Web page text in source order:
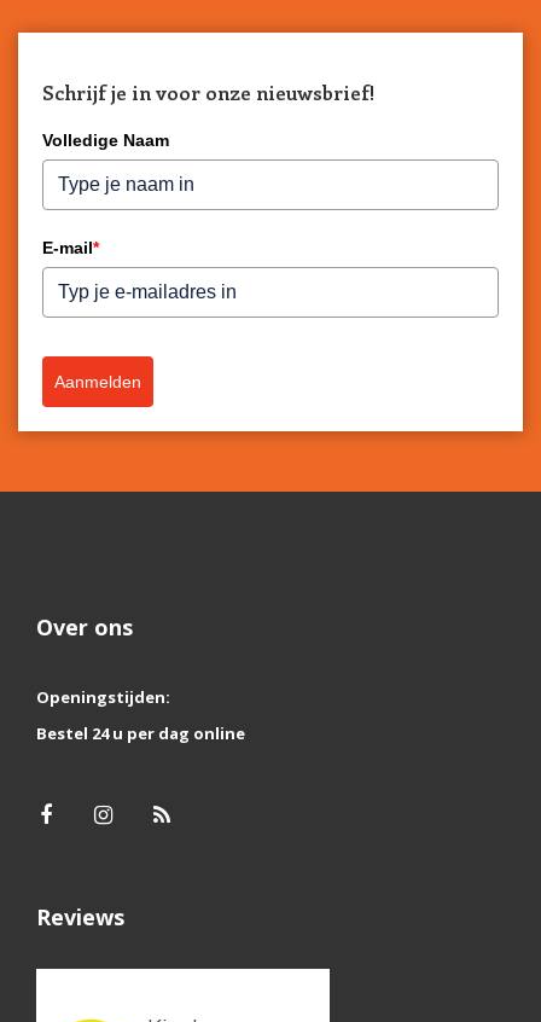
Schrijf je in voor onze nieuwsbrief!
Volledige Naam
E-mail*
Aanmelden
Over ons
Openingstijden:
Bestel 24 u per dag online
Reviews